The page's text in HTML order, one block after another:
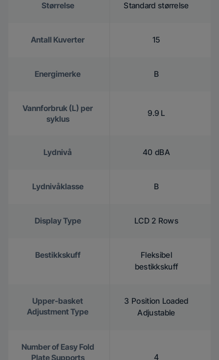
Størrelse Standard størrelse
Antall Kuverter 15
Energimerke B
Vannforbruk (L) per
syklus
9.9 L
Lydnivå 40 dBA
Lydnivåklasse B
Display Type LCD 2 Rows
Bestikkskuff
Fleksibel
bestikkskuff
Upper-basket
Adjustment Type
3 Position Loaded
Adjustable
Number of Easy Fold
Plate Supports
4